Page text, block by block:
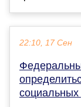
22:10, 17 Сен
социальных